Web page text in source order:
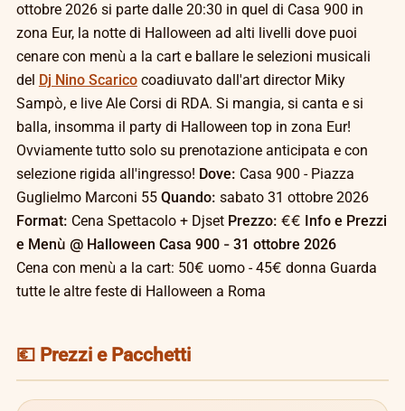
ottobre 2026 si parte dalle 20:30 in quel di Casa 900 in
zona Eur, la notte di Halloween ad alti livelli dove puoi
cenare con menù a la cart e ballare le selezioni musicali
del Dj Nino Scaricocoadiuvato dall'art director Miky
Sampò, e live Ale Corsi di RDA. Si mangia, si canta e si
balla, insomma il party di Halloween top in zona Eur!
Ovviamente tutto solo su prenotazione anticipata e con
selezione rigida all'ingresso! Dove: Casa 900 - Piazza
Guglielmo Marconi 55 Quando: sabato 31 ottobre 2026
Format: Cena Spettacolo + Djset Prezzo: €€ Info e Prezzi
e Menù @ Halloween Casa 900 - 31 ottobre 2026
Cena con menù a la cart: 50€ uomo - 45€ donna Guarda
tutte le altre feste di Halloween a Roma
💶 Prezzi e Pacchetti